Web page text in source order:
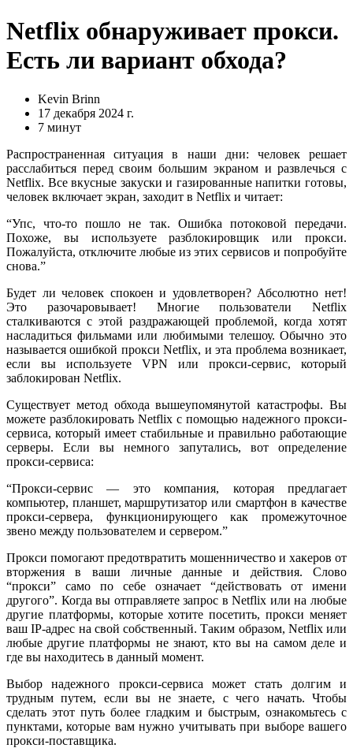
Netflix обнаруживает прокси.
Есть ли вариант обхода?
Kevin Brinn
17 декабря 2024 г.
7 минут
Распространенная ситуация в наши дни: человек решает
расслабиться перед своим большим экраном и развлечься с
Netflix. Все вкусные закуски и газированные напитки готовы,
человек включает экран, заходит в Netflix и читает:
“Упс, что-то пошло не так. Ошибка потоковой передачи.
Похоже, вы используете разблокировщик или прокси.
Пожалуйста, отключите любые из этих сервисов и попробуйте
снова.”
Будет ли человек спокоен и удовлетворен? Абсолютно нет!
Это разочаровывает! Многие пользователи Netflix
сталкиваются с этой раздражающей проблемой, когда хотят
насладиться фильмами или любимыми телешоу. Обычно это
называется ошибкой прокси Netflix, и эта проблема возникает,
если вы используете VPN или прокси-сервис, который
заблокирован Netflix.
Существует метод обхода вышеупомянутой катастрофы. Вы
можете разблокировать Netflix с помощью надежного прокси-
сервиса, который имеет стабильные и правильно работающие
серверы. Если вы немного запутались, вот определение
прокси-сервиса:
“Прокси-сервис — это компания, которая предлагает
компьютер, планшет, маршрутизатор или смартфон в качестве
прокси-сервера, функционирующего как промежуточное
звено между пользователем и сервером.”
Прокси помогают предотвратить мошенничество и хакеров от
вторжения в ваши личные данные и действия. Слово
“прокси” само по себе означает “действовать от имени
другого”. Когда вы отправляете запрос в Netflix или на любые
другие платформы, которые хотите посетить, прокси меняет
ваш IP-адрес на свой собственный. Таким образом, Netflix или
любые другие платформы не знают, кто вы на самом деле и
где вы находитесь в данный момент.
Выбор надежного прокси-сервиса может стать долгим и
трудным путем, если вы не знаете, с чего начать. Чтобы
сделать этот путь более гладким и быстрым, ознакомьтесь с
пунктами, которые вам нужно учитывать при выборе вашего
прокси-поставщика.